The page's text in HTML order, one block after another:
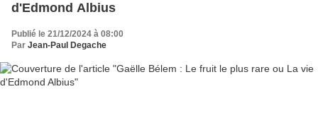
d'Edmond Albius
Publié le 21/12/2024 à 08:00
Par Jean-Paul Degache